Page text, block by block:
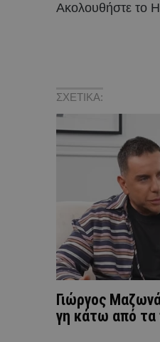
Ακολουθήστε το
ΣΧΕΤΙΚΑ:
Γιώργος
γη κάτω από τα